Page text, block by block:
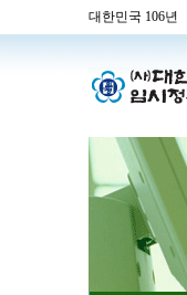
대한민국 106년